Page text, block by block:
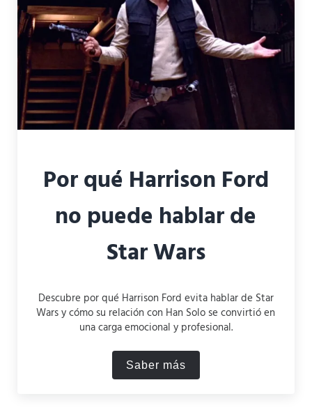
Por qué Harrison Ford
no puede hablar de
Star Wars
Descubre por qué Harrison Ford evita hablar de Star
Wars y cómo su relación con Han Solo se convirtió en
una carga emocional y profesional.
Saber másPor qué Harrison Ford no